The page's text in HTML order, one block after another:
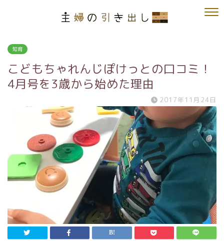
知育
こどもちゃれんじぽけっとの口コミ！
4月号を3歳から始めた理由
2017年11月24日